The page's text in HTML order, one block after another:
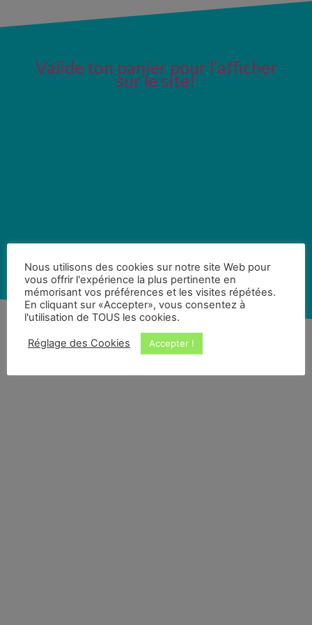
Valide ton panier pour l’afficher
sur le site!
Nous utilisons des cookies sur notre site Web pour
vous offrir l'expérience la plus pertinente en
mémorisant vos préférences et les visites répétées.
En cliquant sur «Accepter», vous consentez à
l'utilisation de TOUS les cookies.
Réglage des Cookies Accepter !